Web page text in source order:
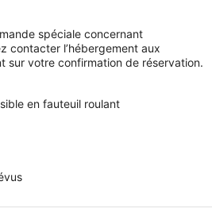
spéciale concernant
contacter l’hébergement aux
sur votre confirmation de réservation.
en fauteuil roulant